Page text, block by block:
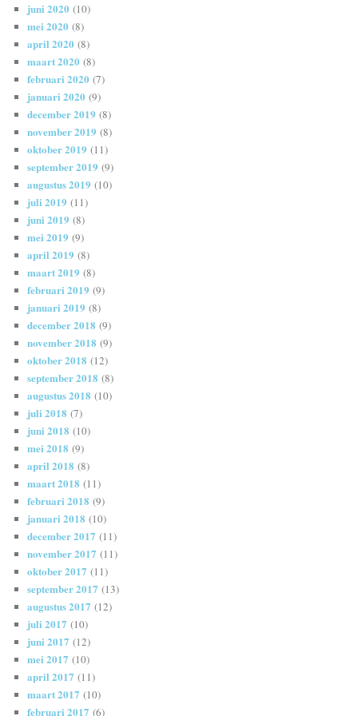
juni 2020 (10)
mei 2020 (8)
april 2020 (8)
maart 2020 (8)
februari 2020 (7)
januari 2020 (9)
december 2019 (8)
november 2019 (8)
oktober 2019 (11)
september 2019 (9)
augustus 2019 (10)
juli 2019 (11)
juni 2019 (8)
mei 2019 (9)
april 2019 (8)
maart 2019 (8)
februari 2019 (9)
januari 2019 (8)
december 2018 (9)
november 2018 (9)
oktober 2018 (12)
september 2018 (8)
augustus 2018 (10)
juli 2018 (7)
juni 2018 (10)
mei 2018 (9)
april 2018 (8)
maart 2018 (11)
februari 2018 (9)
januari 2018 (10)
december 2017 (11)
november 2017 (11)
oktober 2017 (11)
september 2017 (13)
augustus 2017 (12)
juli 2017 (10)
juni 2017 (12)
mei 2017 (10)
april 2017 (11)
maart 2017 (10)
februari 2017 (6)